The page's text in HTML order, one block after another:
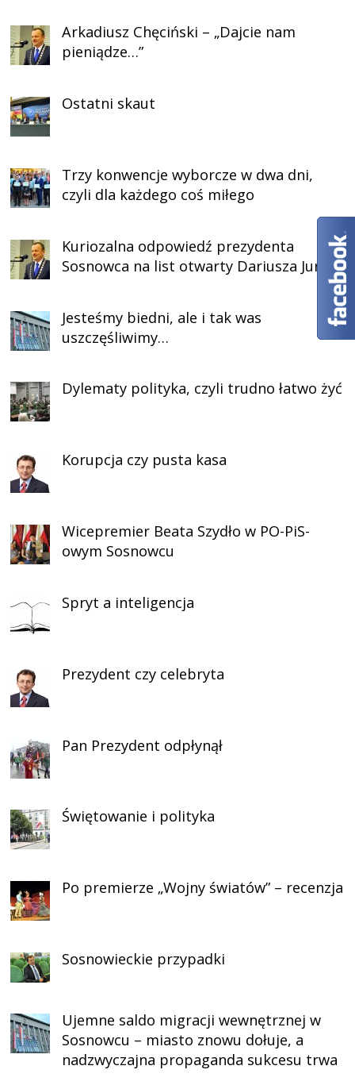
Arkadiusz Chęciński – „Dajcie nam
pieniądze…”
Ostatni skaut
Trzy konwencje wyborcze w dwa dni,
czyli dla każdego coś miłego
Kuriozalna odpowiedź prezydenta
Sosnowca na list otwarty Dariusza Jurka
Jesteśmy biedni, ale i tak was
uszczęśliwimy…
Dylematy polityka, czyli trudno łatwo żyć
Korupcja czy pusta kasa
Wicepremier Beata Szydło w PO-PiS-
owym Sosnowcu
Spryt a inteligencja
Prezydent czy celebryta
Pan Prezydent odpłynął
Świętowanie i polityka
Po premierze „Wojny światów” – recenzja
Sosnowieckie przypadki
Ujemne saldo migracji wewnętrznej w
Sosnowcu – miasto znowu dołuje, a
nadzwyczajna propaganda sukcesu trwa